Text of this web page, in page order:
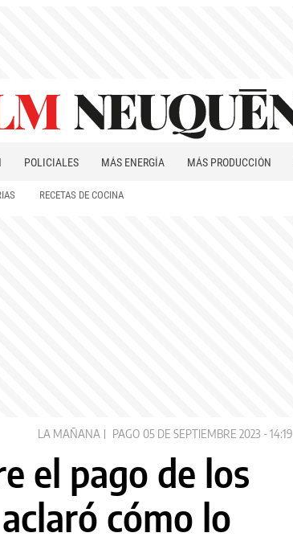
POLICIALES MÁS ENERGÍA MÁS PRODUCCIÓN
RECETAS DE COCINA
LA MAÑANA PAGO 05 DE SEPTIEMBRE 2023 - 14:19
el pago de los
cómo lo